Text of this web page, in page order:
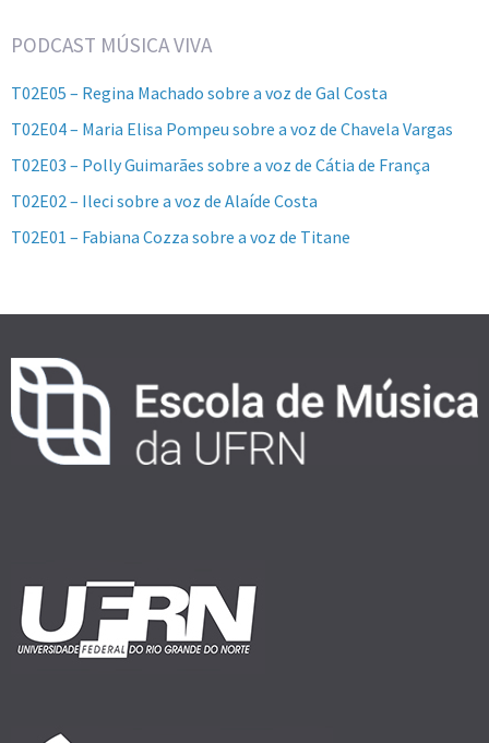
PODCAST MÚSICA VIVA
T02E05 – Regina Machado sobre a voz de Gal Costa
T02E04 – Maria Elisa Pompeu sobre a voz de Chavela Vargas
T02E03 – Polly Guimarães sobre a voz de Cátia de França
T02E02 – Ileci sobre a voz de Alaíde Costa
T02E01 – Fabiana Cozza sobre a voz de Titane